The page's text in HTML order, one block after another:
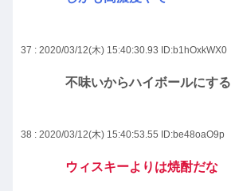
37 : 2020/03/12(木) 15:40:30.93 ID:b1hOxkWX0
不味いからハイボールにする
38 : 2020/03/12(木) 15:40:53.55 ID:be48oaO9p
ウィスキーよりは焼酎だな